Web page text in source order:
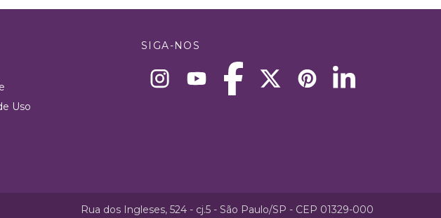
Uso
SIGA-NOS
Rua dos Ingleses, 524 - cj.5 - São Paulo/SP - CEP 01329-000